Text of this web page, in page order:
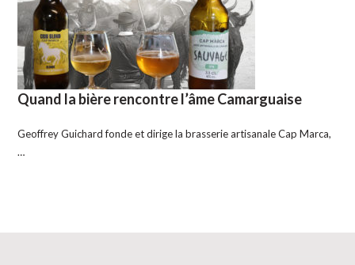
Quand la bière rencontre l’âme Camarguaise
Geoffrey Guichard fonde et dirige la brasserie artisanale Cap Marca,
…